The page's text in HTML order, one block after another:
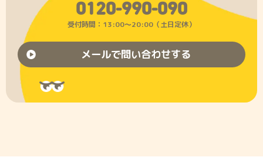
0120-990-090
受付時間：13:00〜20:00（土日定休）
メールで問い合わせする